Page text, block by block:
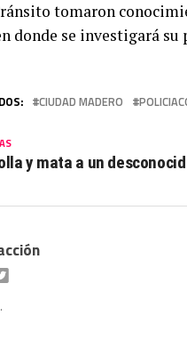
tomaron
donde se investigará su
CIUDAD MADERO
y mata a un